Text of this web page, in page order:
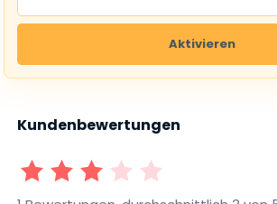
Aktivieren
Kundenbewertungen
1 Sterne2 Sterne3 Sterne4 Sterne5 Sterne